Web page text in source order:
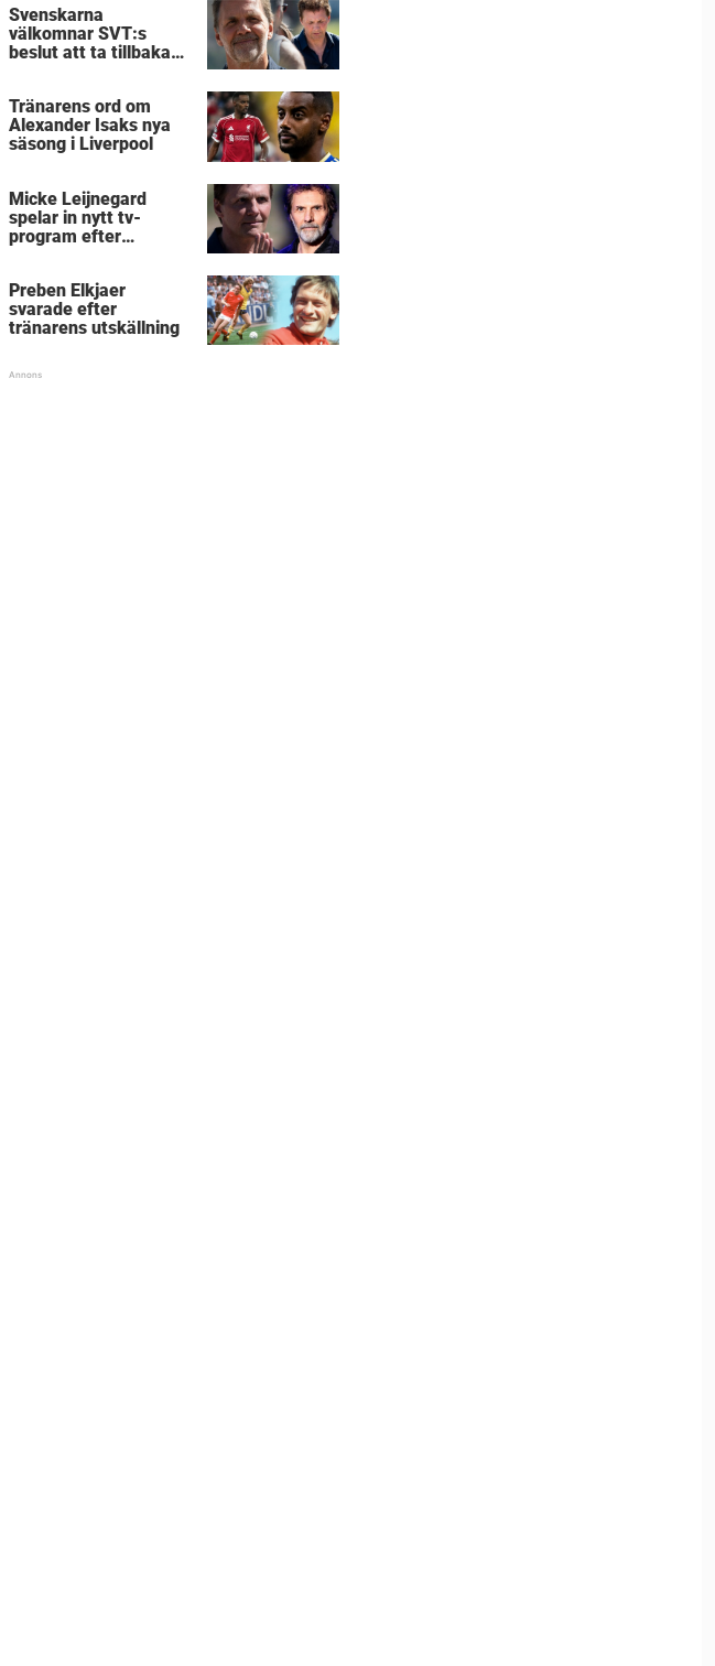
Svenskarna
välkomnar SVT:s
beslut att ta tillbaka
Tränarens ord om
Alexander Isaks nya
säsong i Liverpool
Micke Leijnegard
spelar in nytt tv-
program efter
Preben Elkjaer
svarade efter
tränarens utskällning